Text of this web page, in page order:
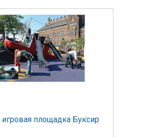
игровая площадка Буксир